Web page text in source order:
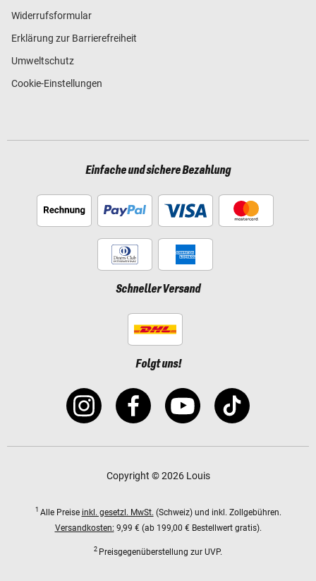
Widerrufsformular
Erklärung zur Barrierefreiheit
Umweltschutz
Cookie-Einstellungen
Einfache und sichere Bezahlung
Schneller Versand
Folgt uns!
Copyright © 2026 Louis
1 Alle Preise inkl. gesetzl. MwSt. (Schweiz) und inkl. Zollgebühren.
Versandkosten: 9,99 € (ab 199,00 € Bestellwert gratis).
2 Preisgegenüberstellung zur UVP.